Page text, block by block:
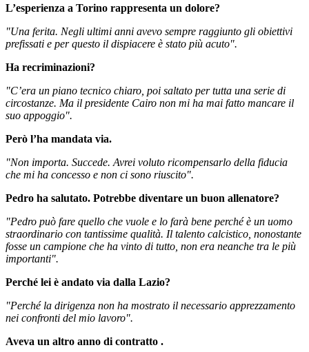
L’esperienza a Torino rappresenta un dolore?
"Una ferita. Negli ultimi anni avevo sempre raggiunto gli obiettivi
prefissati e per questo il dispiacere è stato più acuto".
Ha recriminazioni?
"C’era un piano tecnico chiaro, poi saltato per tutta una serie di
circostanze. Ma il presidente Cairo non mi ha mai fatto mancare il
suo appoggio".
Però l’ha mandata via.
"Non importa. Succede. Avrei voluto ricompensarlo della fiducia
che mi ha concesso e non ci sono riuscito".
Pedro ha salutato. Potrebbe diventare un buon allenatore?
"Pedro può fare quello che vuole e lo farà bene perché è un uomo
straordinario con tantissime qualità. Il talento calcistico, nonostante
fosse un campione che ha vinto di tutto, non era neanche tra le più
importanti".
Perché lei è andato via dalla Lazio?
"Perché la dirigenza non ha mostrato il necessario apprezzamento
nei confronti del mio lavoro".
Aveva un altro anno di contratto .